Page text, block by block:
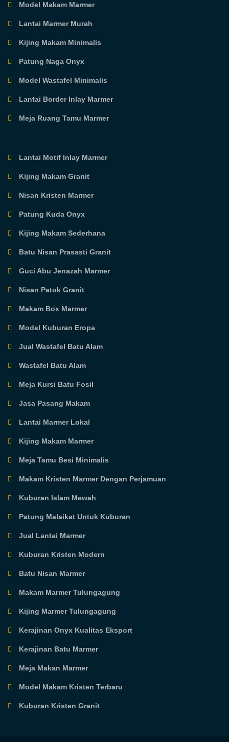
Model Makam Marmer
Lantai Marmer Murah
Kijing Makam Minimalis
Patung Naga Onyx
Model Wastafel Minimalis
Lantai Border Inlay Marmer
Meja Ruang Tamu Marmer
Lantai Motif Inlay Marmer
Kijing Makam Granit
Nisan Kristen Marmer
Patung Kuda Onyx
Kijing Makam Sederhana
Batu Nisan Prasasti Granit
Guci Abu Jenazah Marmer
Nisan Patok Granit
Makam Box Marmer
Model Kuburan Eropa
Jual Wastafel Batu Alam
Wastafel Batu Alam
Meja Kursi Batu Fosil
Jasa Pasang Makam
Lantai Marmer Lokal
Kijing Makam Marmer
Meja Tamu Besi Minimalis
Makam Kristen Marmer Dengan Perjamuan
Kuburan Islam Mewah
Patung Malaikat Untuk Kuburan
Jual Lantai Marmer
Kuburan Kristen Modern
Batu Nisan Marmer
Makam Marmer Tulungagung
Kijing Marmer Tulungagung
Kerajinan Onyx Kualitas Eksport
Kerajinan Batu Marmer
Meja Makan Marmer
Model Makam Kristen Terbaru
Kuburan Kristen Granit